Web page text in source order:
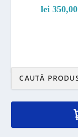
lei 350,00